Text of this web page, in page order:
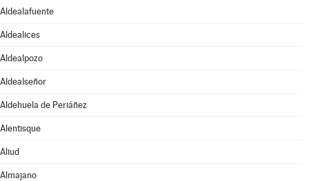
Aldealafuente
Aldealices
Aldealpozo
Aldealseñor
Aldehuela de Periáñez
Alentisque
Aliud
Almajano